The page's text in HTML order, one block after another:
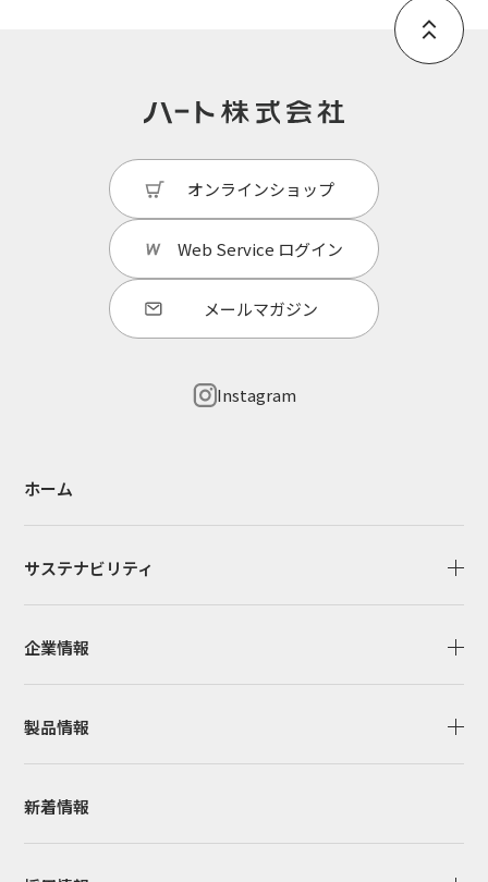
オンラインショップ
Web Service ログイン
メールマガジン
Instagram
ホーム
サステナビリティ
企業情報
製品情報
新着情報